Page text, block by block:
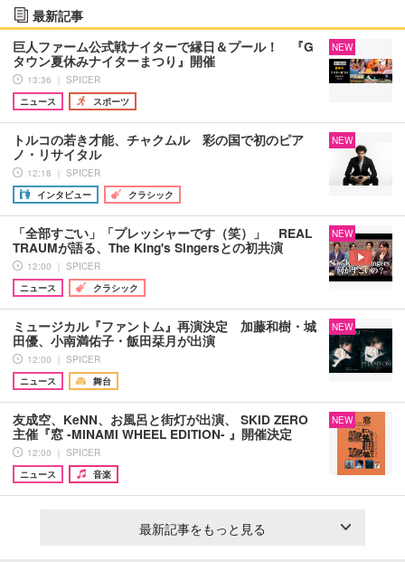
最新記事
巨人ファーム公式戦ナイターで縁日＆プール！ 『G
タウン夏休みナイターまつり』開催
13:36 ｜ SPICER
ニュース
スポーツ
NEW
トルコの若き才能、チャクムル 彩の国で初のピア
ノ・リサイタル
12:18 ｜ SPICER
インタビュー
クラシック
NEW
「全部すごい」「プレッシャーです（笑）」 REAL
TRAUMが語る、The King's Singersとの初共演
12:00 ｜ SPICER
ニュース
クラシック
NEW
ミュージカル『ファントム』再演決定 加藤和樹・城
田優、小南満佑子・飯田栞月が出演
12:00 ｜ SPICER
ニュース
舞台
NEW
友成空、KeNN、お風呂と街灯が出演、 SKID ZERO
主催『窓 -MINAMI WHEEL EDITION- 』開催決定
12:00 ｜ SPICER
ニュース
音楽
NEW
最新記事をもっと見る